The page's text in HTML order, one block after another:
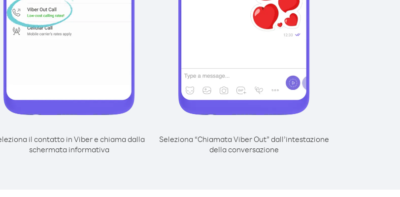
il contatto in Viber e chiama dalla
schermata informativa
Seleziona “Chiamata Viber Out” dall’intestazione
della conversazione